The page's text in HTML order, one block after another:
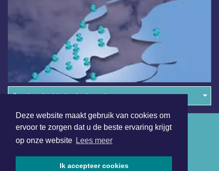
Deze website maakt gebruik van cookies om
ervoor te zorgen dat u de beste ervaring krijgt
op onze website Lees meer
Ik accepteer cookies
Overige dagbladen in de regio
Algemene voorwaarden
Disclaimer